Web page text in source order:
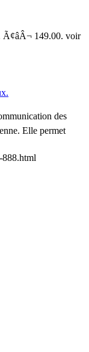
149.00. voir
des
Elle permet
888.html